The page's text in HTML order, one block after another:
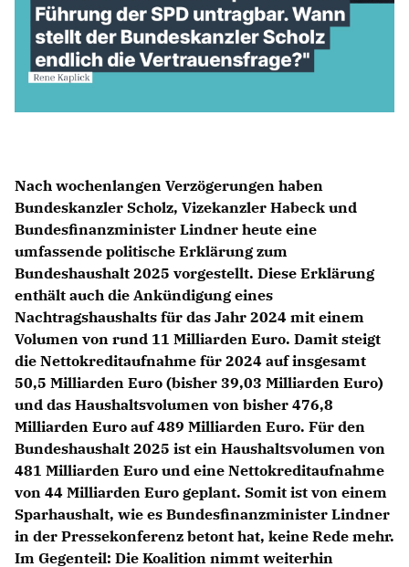
Nach wochenlangen Verzögerungen haben
Bundeskanzler Scholz, Vizekanzler Habeck und
Bundesfinanzminister Lindner heute eine
umfassende politische Erklärung zum
Bundeshaushalt 2025 vorgestellt. Diese Erklärung
enthält auch die Ankündigung eines
Nachtragshaushalts für das Jahr 2024 mit einem
Volumen von rund 11 Milliarden Euro. Damit steigt
die Nettokreditaufnahme für 2024 auf insgesamt
50,5 Milliarden Euro (bisher 39,03 Milliarden Euro)
und das Haushaltsvolumen von bisher 476,8
Milliarden Euro auf 489 Milliarden Euro. Für den
Bundeshaushalt 2025 ist ein Haushaltsvolumen von
481 Milliarden Euro und eine Nettokreditaufnahme
von 44 Milliarden Euro geplant. Somit ist von einem
Sparhaushalt, wie es Bundesfinanzminister Lindner
in der Pressekonferenz betont hat, keine Rede mehr.
Im Gegenteil: Die Koalition nimmt weiterhin